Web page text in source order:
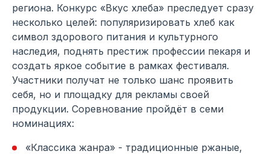
региона. Конкурс «Вкус хлеба» преследует сразу
несколько целей: популяризировать хлеб как
символ здорового питания и культурного
наследия, поднять престиж профессии пекаря и
создать яркое событие в рамках фестиваля.
Участники получат не только шанс проявить
себя, но и площадку для рекламы своей
продукции. Соревнование пройдёт в семи
номинациях:
«Классика жанра» - традиционные ржаные,